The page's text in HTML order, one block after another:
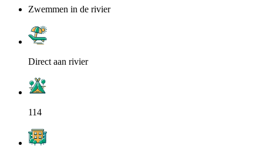
Zwemmen in de rivier
Direct aan rivier
114